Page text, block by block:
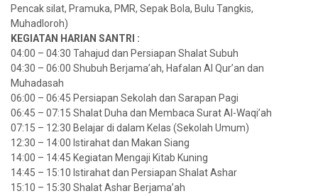
Pencak silat, Pramuka, PMR, Sepak Bola, Bulu Tangkis,
Muhadloroh)
KEGIATAN HARIAN SANTRI :
04:00 – 04:30 Tahajud dan Persiapan Shalat Subuh
04:30 – 06:00 Shubuh Berjama’ah, Hafalan Al Qur’an dan
Muhadasah
06:00 – 06:45 Persiapan Sekolah dan Sarapan Pagi
06:45 – 07:15 Shalat Duha dan Membaca Surat Al-Waqi’ah
07:15 – 12:30 Belajar di dalam Kelas (Sekolah Umum)
12:30 – 14:00 Istirahat dan Makan Siang
14:00 – 14:45 Kegiatan Mengaji Kitab Kuning
14:45 – 15:10 Istirahat dan Persiapan Shalat Ashar
15:10 – 15:30 Shalat Ashar Berjama’ah